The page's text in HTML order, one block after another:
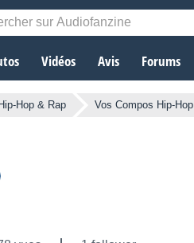
Vidéos Avis Forums
Hop & Rap Vos Compos Hip-Hop